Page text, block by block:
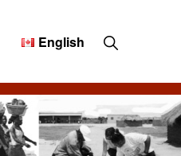
English Show
Search